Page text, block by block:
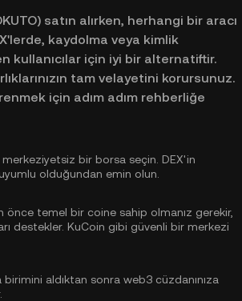
satın alırken, herhangi bir aracı
kaydolma veya kimlik
kullanıcılar için iyi bir alternatiftir.
tam velayetini korursunuz.
için adım adım rehberliğe
bir borsa seçin. DEX'in
uyumlu olduğundan emin olun.
önce temel bir coine sahip olmanız gerekir,
destekler. KuCoin gibi güvenli bir merkezi
birimini aldıktan sonra web3 cüzdanınıza